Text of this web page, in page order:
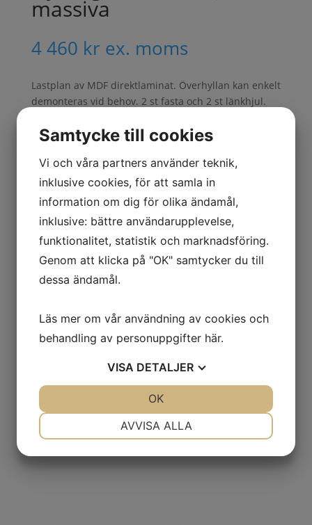
massiva
4 460 kr ex. moms
Lastplan av MDF direktlaminat. Överhyllan kan enkelt
demonteras vid behov. 2 st fasta och 2 st länkhjul.
1200x700,
massiva
mängd
Lägg till i varukorg
Artikelnr:29420 Kategorier:Hyllvagnar,Transport
Vagnar & Hyllvagnar
Mer information
● Storlek lastplan 1200x700 mm
● Höjd till översta hylla 865 mm
Samtycke till cookies
Vi och våra partners använder teknik,
inklusive cookies, för att samla in
information om dig för olika ändamål,
inklusive: bättre användarupplevelse,
funktionalitet, statistik och marknadsföring.
Genom att klicka på "OK" samtycker du till
dessa ändamål.
Läs mer om vår användning av cookies och
behandling av personuppgifter här.
VISA DETALJER
AVVISA ALLA
OK